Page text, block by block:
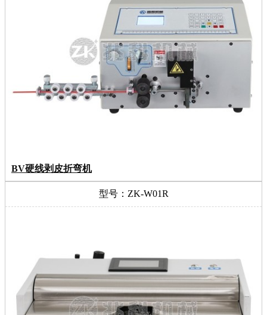
BV硬线剥皮折弯机
型号：ZK-W01R